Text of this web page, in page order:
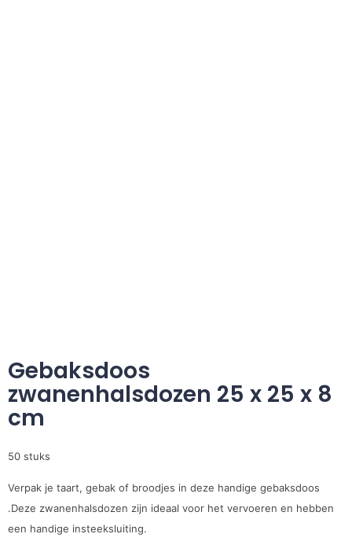
Gebaksdoos
zwanenhalsdozen 25 x 25 x 8
cm
50 stuks
Verpak je taart, gebak of broodjes in deze handige gebaksdoos
.Deze zwanenhalsdozen zijn ideaal voor het vervoeren en hebben
een handige insteeksluiting.